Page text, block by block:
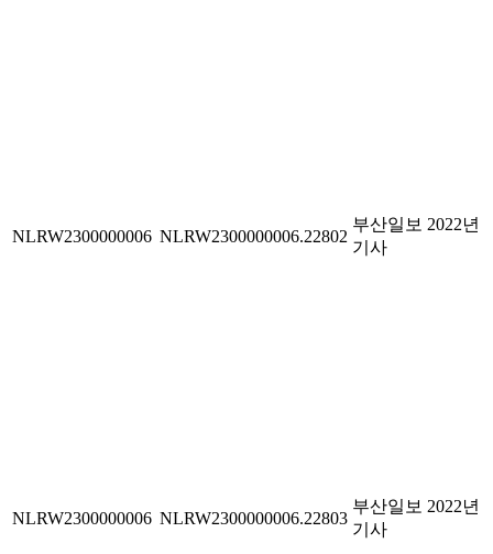
NLRW2300000006 NLRW2300000006.22802
부산일보 2022년
기사
NLRW2300000006 NLRW2300000006.22803
부산일보 2022년
기사